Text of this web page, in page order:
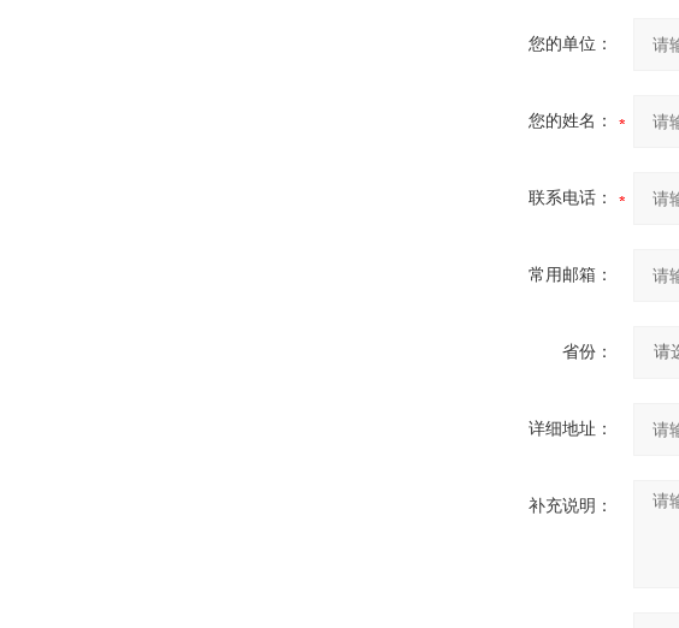
您的单位：
您的姓名：
联系电话：
常用邮箱：
省份：
详细地址：
补充说明：